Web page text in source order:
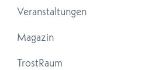
Veranstaltungen
Magazin
TrostRaum